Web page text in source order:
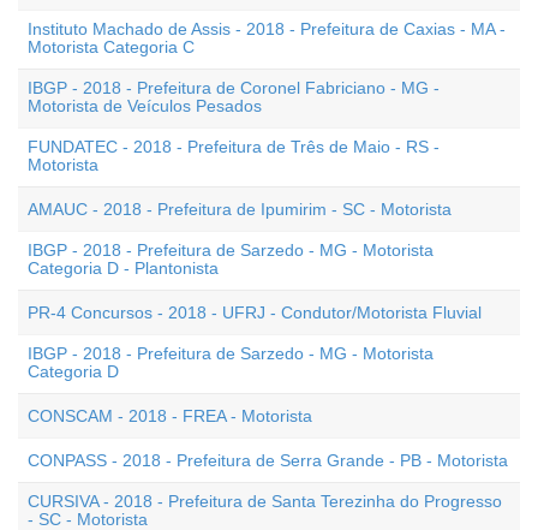
Instituto Machado de Assis - 2018 - Prefeitura de Caxias - MA -
Motorista Categoria C
IBGP - 2018 - Prefeitura de Coronel Fabriciano - MG -
Motorista de Veículos Pesados
FUNDATEC - 2018 - Prefeitura de Três de Maio - RS -
Motorista
AMAUC - 2018 - Prefeitura de Ipumirim - SC - Motorista
IBGP - 2018 - Prefeitura de Sarzedo - MG - Motorista
Categoria D - Plantonista
PR-4 Concursos - 2018 - UFRJ - Condutor/Motorista Fluvial
IBGP - 2018 - Prefeitura de Sarzedo - MG - Motorista
Categoria D
CONSCAM - 2018 - FREA - Motorista
CONPASS - 2018 - Prefeitura de Serra Grande - PB - Motorista
CURSIVA - 2018 - Prefeitura de Santa Terezinha do Progresso
- SC - Motorista